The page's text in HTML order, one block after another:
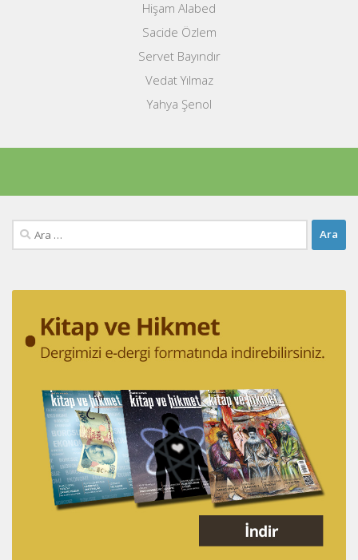
Hişam Alabed
Sacide Özlem
Servet Bayındır
Vedat Yılmaz
Yahya Şenol
Arama: